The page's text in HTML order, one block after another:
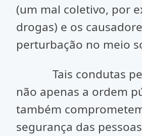
(um mal coletivo, por
drogas) e os
perturbação no meio
Tais condutas
não apenas a ordem
também
segurança das